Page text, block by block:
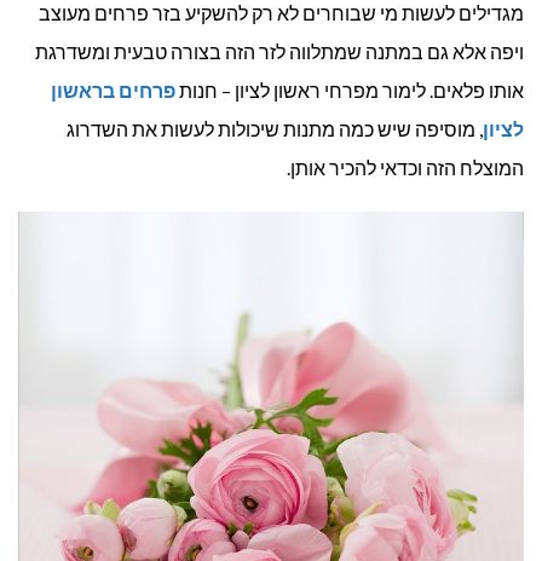
מגדילים לעשות מי שבוחרים לא רק להשקיע בזר פרחים מעוצב
ויפה אלא גם במתנה שמתלווה לזר הזה בצורה טבעית ומשדרגת
אותו פלאים. לימור מפרחי ראשון לציון – חנותפרחים בראשון
לציון, מוסיפה שיש כמה מתנות שיכולות לעשות את השדרוג
המוצלח הזה וכדאי להכיר אותן.